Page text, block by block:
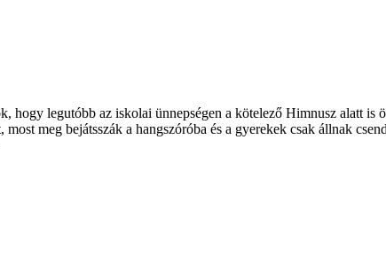
hogy legutóbb az iskolai ünnepségen a kötelező Himnusz alatt
meg bejátsszák a hangszóróba és a gyerekek csak állnak